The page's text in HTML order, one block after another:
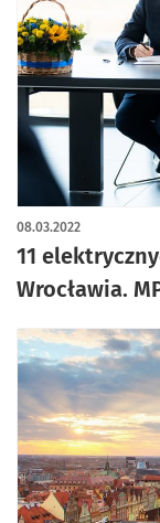
11
Wrocławia.
08.03.2022